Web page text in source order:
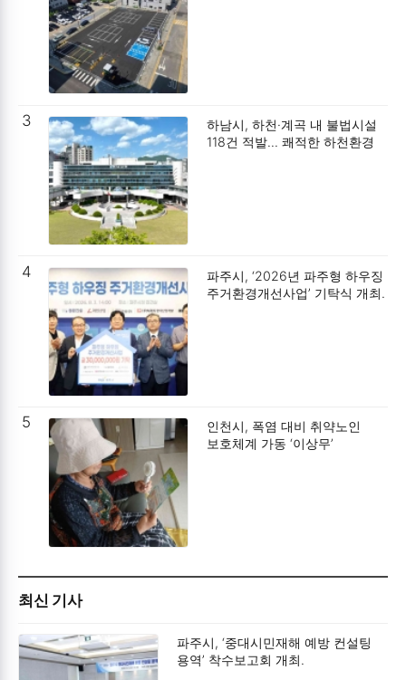
3
하남시, 하천·계곡 내 불법시설
118건 적발… 쾌적한 하천환경
4
파주시, ‘2026년 파주형 하우징
주거환경개선사업’ 기탁식 개최.
5
인천시, 폭염 대비 취약노인
보호체계 가동 ‘이상무’
최신 기사
파주시, ‘중대시민재해 예방 컨설팅
용역’ 착수보고회 개최.